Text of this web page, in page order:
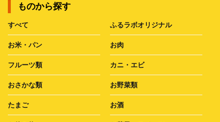
ものから探す
すべて ふるラボオリジナル
お米・パン お肉
フルーツ類 カニ・エビ
おさかな類 お野菜類
たまご お酒